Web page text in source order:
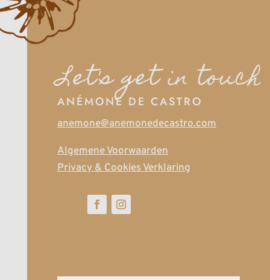
Let's get in touch
ANÉMONE DE CASTRO
anemone@anemonedecastro.com
Algemene Voorwaarden
Privacy & Cookies Verklaring